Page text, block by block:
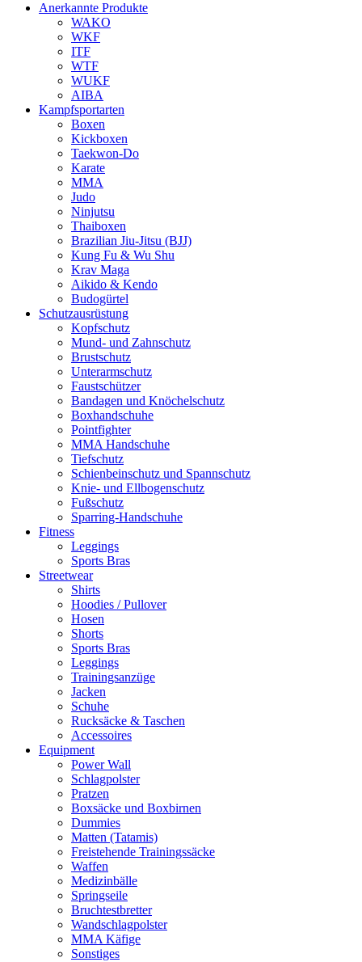
Anerkannte Produkte
WAKO
WKF
ITF
WTF
WUKF
AIBA
Kampfsportarten
Boxen
Kickboxen
Taekwon-Do
Karate
MMA
Judo
Ninjutsu
Thaiboxen
Brazilian Jiu-Jitsu (BJJ)
Kung Fu & Wu Shu
Krav Maga
Aikido & Kendo
Budogürtel
Schutzausrüstung
Kopfschutz
Mund- und Zahnschutz
Brustschutz
Unterarmschutz
Faustschützer
Bandagen und Knöchelschutz
Boxhandschuhe
Pointfighter
MMA Handschuhe
Tiefschutz
Schienbeinschutz und Spannschutz
Knie- und Ellbogenschutz
Fußschutz
Sparring-Handschuhe
Fitness
Leggings
Sports Bras
Streetwear
Shirts
Hoodies / Pullover
Hosen
Shorts
Sports Bras
Leggings
Trainingsanzüge
Jacken
Schuhe
Rucksäcke & Taschen
Accessoires
Equipment
Power Wall
Schlagpolster
Pratzen
Boxsäcke und Boxbirnen
Dummies
Matten (Tatamis)
Freistehende Trainingssäcke
Waffen
Medizinbälle
Springseile
Bruchtestbretter
Wandschlagpolster
MMA Käfige
Sonstiges